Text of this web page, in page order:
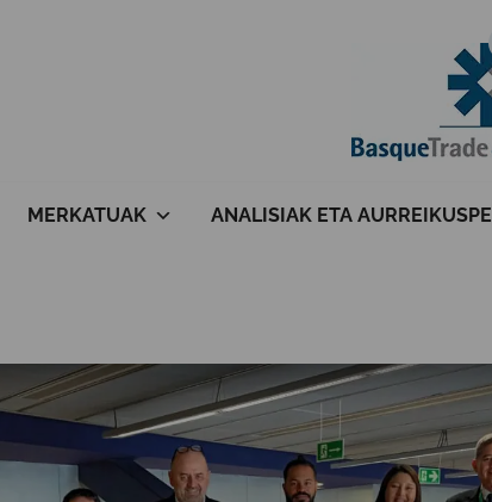
MERKATUAK ANALISIAK ETA